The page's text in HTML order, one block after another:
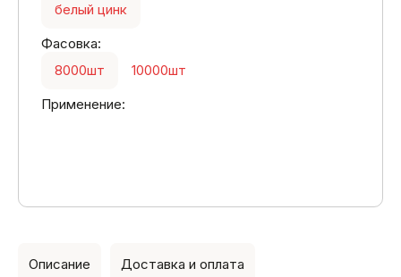
белый цинк
Фасовка:
8000шт
10000шт
Применение:
Описание Доставка и оплата